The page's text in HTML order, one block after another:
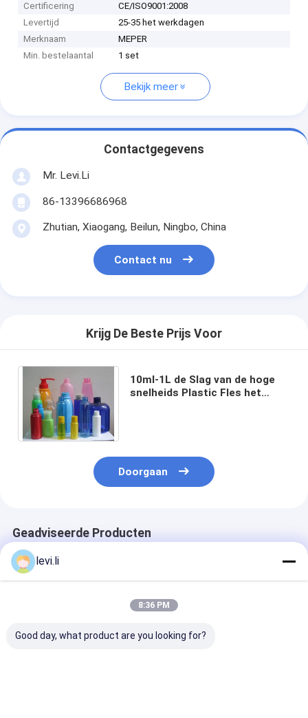
Certificering
CE/ISO9001:2008
Levertijd
25-35 het werkdagen
Merknaam
MEPER
Min. bestelaantal
1 set
Bekijk meer
Contactgegevens
Mr. Levi.Li
86-13396686968
Zhutian, Xiaogang, Beilun, Ningbo, China
Contact nu
Krijg De Beste Prijs Voor
10ml-1L de Slag van de hoge
snelheids Plastic Fles het
Doorgaan
Geadviseerde Producten
levi.li
8:36 PM
Good day, what product are you looking for?